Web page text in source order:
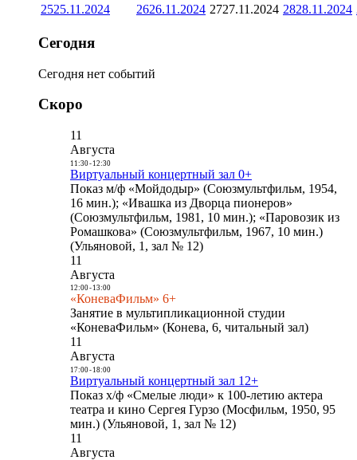
2525.11.2024 2626.11.2024 2727.11.2024 2828.11.2024
Сегодня
Сегодня нет событий
Скоро
11
Августа
11:30- 12:30
Виртуальный концертный зал 0+
Показ м/ф «Мойдодыр» (Союзмультфильм, 1954,
16 мин.); «Ивашка из Дворца пионеров»
(Союзмультфильм, 1981, 10 мин.); «Паровозик из
Ромашкова» (Союзмультфильм, 1967, 10 мин.)
(Ульяновой, 1, зал № 12)
11
Августа
12:00- 13:00
«КоневаФильм» 6+
Занятие в мультипликационной студии
«КоневаФильм» (Конева, 6, читальный зал)
11
Августа
17:00- 18:00
Виртуальный концертный зал 12+
Показ х/ф «Смелые люди» к 100-летию актера
театра и кино Сергея Гурзо (Мосфильм, 1950, 95
мин.) (Ульяновой, 1, зал № 12)
11
Августа